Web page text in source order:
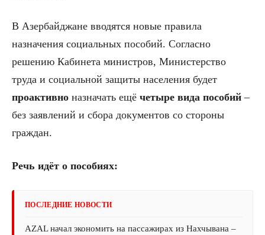
В Азербайджане вводятся новые правила
назначения социальных пособий. Согласно
решению Кабинета министров, Министерство
труда и социальной защиты населения будет
проактивно назначать ещё четыре вида пособий –
без заявлений и сбора документов со стороны
граждан.
Речь идёт о пособиях:
ПОСЛЕДНИЕ НОВОСТИ
AZAL начал экономить на пассажирах из Нахчывана –